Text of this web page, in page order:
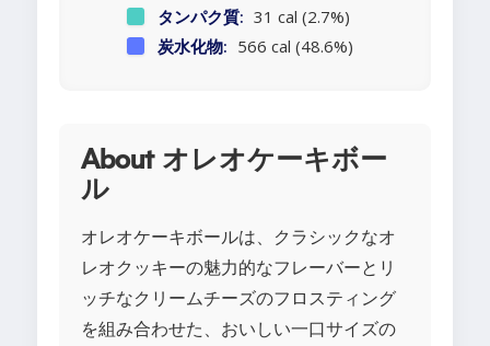
タンパク質: 31 cal (2.7%)
炭水化物: 566 cal (48.6%)
About オレオケーキボー
ル
オレオケーキボールは、クラシックなオ
レオクッキーの魅力的なフレーバーとリ
ッチなクリームチーズのフロスティング
を組み合わせた、おいしい一口サイズの